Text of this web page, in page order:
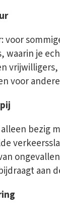
voor
waarin je
voor
bezig
aan